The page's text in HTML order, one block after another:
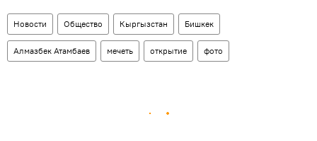
Новости Общество Кыргызстан Бишкек
Алмазбек Атамбаев мечеть открытие фото